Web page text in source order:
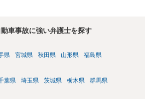
車事故に強い弁護士を探す
県 宮城県 秋田県 山形県 福島県
葉県 埼玉県 茨城県 栃木県 群馬県